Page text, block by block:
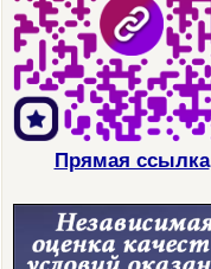
Прямая ссылка